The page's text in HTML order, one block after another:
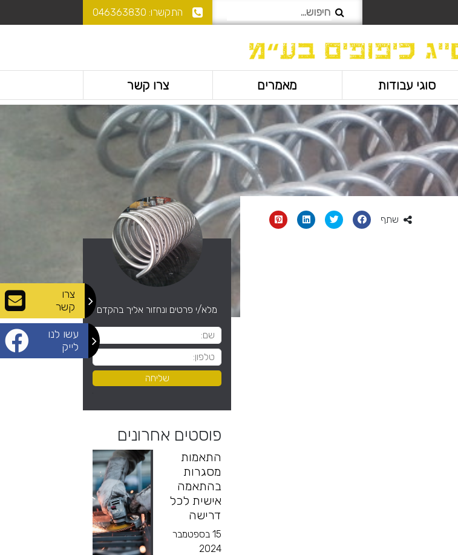
התקשרו: 046363830
סוגי עבודות מאמרים צרו קשר
צרו
קשר
עשו לנו
לייק
שתף
מלא/י פרטים ונחזור אליך בהקדם
פוסטים אחרונים
התאמות
מסגרות
בהתאמה
אישית לכל
דרישה
15 בספטמבר
2024